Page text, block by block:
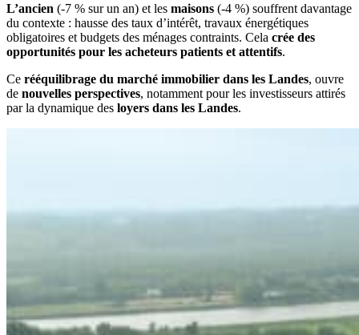
L’ancien (-7 % sur un an) et les maisons (-4 %) souffrent davantage
du contexte : hausse des taux d’intérêt, travaux énergétiques
obligatoires et budgets des ménages contraints. Cela crée des
opportunités pour les acheteurs patients et attentifs.
Ce rééquilibrage du marché immobilier dans les Landes, ouvre
de nouvelles perspectives, notamment pour les investisseurs attirés
par la dynamique des loyers dans les Landes.